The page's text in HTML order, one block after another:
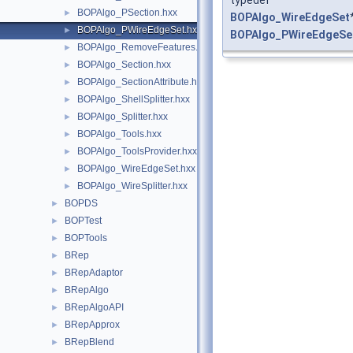
► BOPAlgo_PSection.hxx
► BOPAlgo_PWireEdgeSet.hxx
► BOPAlgo_RemoveFeatures.hxx
► BOPAlgo_Section.hxx
► BOPAlgo_SectionAttribute.hxx
► BOPAlgo_ShellSplitter.hxx
► BOPAlgo_Splitter.hxx
► BOPAlgo_Tools.hxx
► BOPAlgo_ToolsProvider.hxx
► BOPAlgo_WireEdgeSet.hxx
► BOPAlgo_WireSplitter.hxx
► BOPDS
► BOPTest
► BOPTools
► BRep
► BRepAdaptor
► BRepAlgo
► BRepAlgoAPI
► BRepApprox
► BRepBlend
BOPAlgo_WireEdgeSet